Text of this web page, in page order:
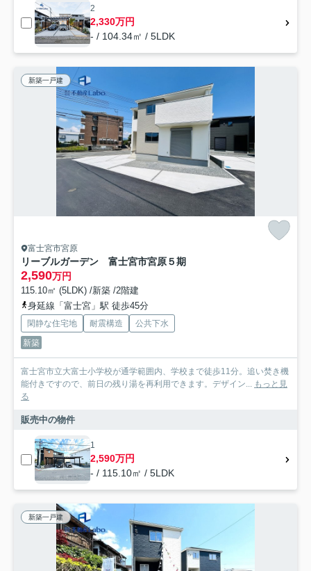
2
2,330万円
- / 104.34㎡ / 5LDK
新築一戸建
富士宮市宮原
リーブルガーデン 富士宮市宮原５期
2,590万円
115.10㎡ (5LDK) /新築 /2階建
身延線「富士宮」駅 徒歩45分
閑静な住宅地 耐震構造
公共下水
新築
富士宮市立大富士小学校が通学範囲内、学校まで徒歩11分。追い焚き機
能付きですので、前日の残り湯を再利用できます。デザイン... もっと見
る
販売中の物件
1
2,590万円
- / 115.10㎡ / 5LDK
新築一戸建